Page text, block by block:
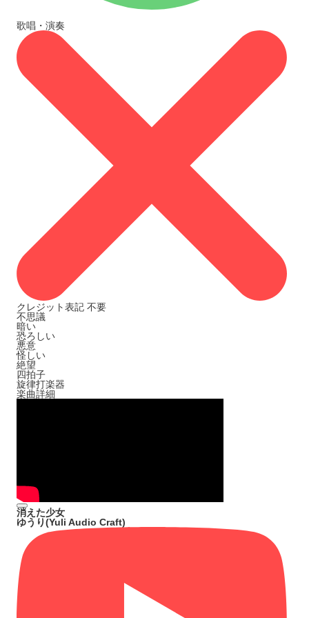
歌唱・演奏
クレジット表記 不要
不思議
暗い
恐ろしい
悪意
怪しい
絶望
四拍子
旋律打楽器
楽曲詳細
消えた少女
ゆうり(Yuli Audio Craft)